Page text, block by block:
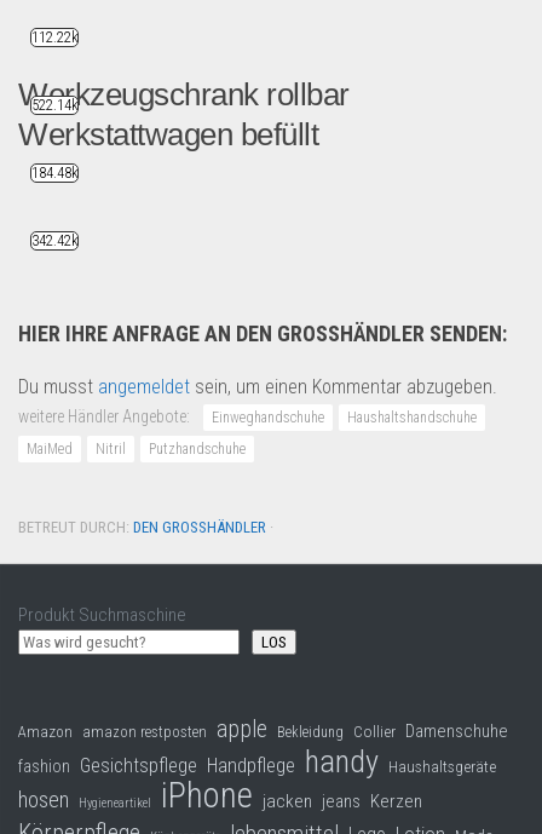
Werkzeugschrank rollbar
Werkstattwagen befüllt
++ Werkstattwagen Blue Edit...
HIER IHRE ANFRAGE AN DEN GROSSHÄNDLER SENDEN:
Du musst angemeldet sein, um einen Kommentar abzugeben.
weitere Händler Angebote: Einweghandschuhe
Haushaltshandschuhe
MaiMed
Nitril Putzhandschuhe
BETREUT DURCH: DEN GROSSHÄNDLER ·
Produkt Suchmaschine
LOS
Amazon amazon restposten apple Bekleidung Collier Damenschuhe
fashion Gesichtspflege Handpflege handy Haushaltsgeräte
hosen Hygieneartikel iPhone jacken jeans Kerzen
112.22k
522.14k
184.48k
342.42k